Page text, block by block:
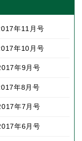
年11月号
年10月号
年9月号
年8月号
年7月号
年6月号